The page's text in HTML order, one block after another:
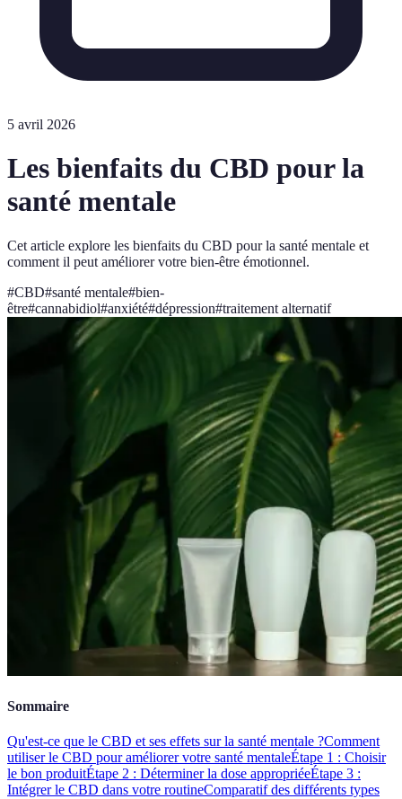
5 avril 2026
Les bienfaits du CBD pour la
santé mentale
Cet article explore les bienfaits du CBD pour la santé mentale et
comment il peut améliorer votre bien-être émotionnel.
#CBD#santé mentale#bien-
être#cannabidiol#anxiété#dépression#traitement alternatif
Sommaire
Qu'est-ce que le CBD et ses effets sur la santé mentale ?Comment
utiliser le CBD pour améliorer votre santé mentaleÉtape 1 : Choisir
le bon produitÉtape 2 : Déterminer la dose appropriéeÉtape 3 :
Intégrer le CBD dans votre routineComparatif des différents types